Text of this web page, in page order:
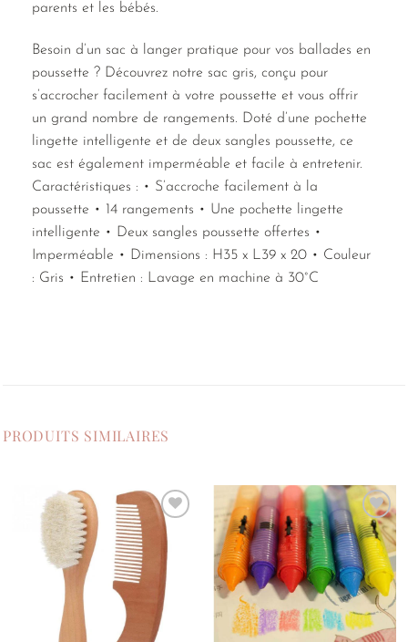
parents et les bébés.
Besoin d’un sac à langer pratique pour vos ballades en
poussette ? Découvrez notre sac gris, conçu pour
s’accrocher facilement à votre poussette et vous offrir
un grand nombre de rangements. Doté d’une pochette
lingette intelligente et de deux sangles poussette, ce
sac est également imperméable et facile à entretenir.
Caractéristiques : • S’accroche facilement à la
poussette • 14 rangements • Une pochette lingette
intelligente • Deux sangles poussette offertes •
Imperméable • Dimensions : H35 x L39 x 20 • Couleur
: Gris • Entretien : Lavage en machine à 30°C
PRODUITS SIMILAIRES
Ajouter
à la
liste de
souhaits
Ajouter
à la
liste de
souhaits